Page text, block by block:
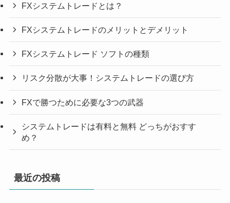
FXシステムトレードとは？
FXシステムトレードのメリットとデメリット
FXシステムトレード ソフトの種類
リスク分散が大事！システムトレードの選び方
FXで勝つために必要な3つの武器
システムトレードは有料と無料 どっちがおすす
め？
最近の投稿